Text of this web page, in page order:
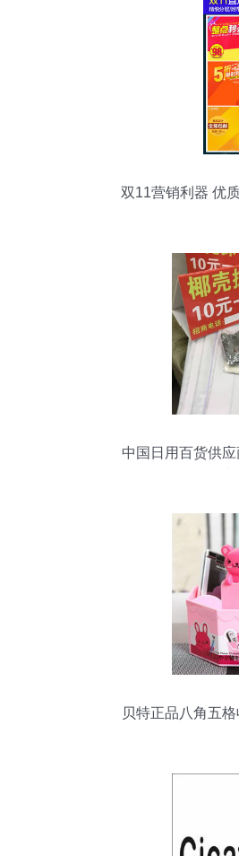
双11营销利器 优
中国日用百货供
贝特正品八角五